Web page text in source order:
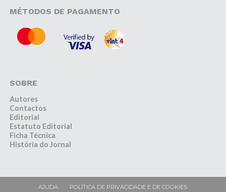
MÉTODOS DE PAGAMENTO
SOBRE
Autores
Contactos
Editorial
Estatuto Editorial
Ficha Técnica
História do Jornal
AJUDA POLÍTICA DE PRIVACIDADE E DE COOKIES